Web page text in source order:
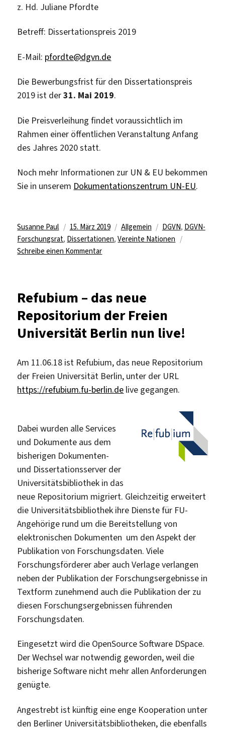
z. Hd. Juliane Pfordte
Betreff: Dissertationspreis 2019
E-Mail: pfordte@dgvn.de
Die Bewerbungsfrist für den Dissertationspreis
2019 ist der31. Mai 2019.
Die Preisverleihung findet voraussichtlich im
Rahmen einer öffentlichen Veranstaltung Anfang
des Jahres 2020 statt.
Noch mehr Informationen zur UN & EU bekommen
Sie in unserem Dokumentationszentrum UN-EU.
Autor
Susanne Paul
Veröffentlicht
am
15. März 2019 Kategorien
Allgemein Schlagwörter
DGVN, DGVN-
Forschungsrat, Dissertationen,Vereinte Nationen
Schreibe einen Kommentarzu
Dissertationspreises
2019
Refubium – das neue
Repositorium der Freien
Universität Berlin nun live!
Am 11.06.18 ist Refubium, das neue Repositorium
der Freien Universität Berlin, unter der URL
https://refubium.fu-berlin.de live gegangen.
Dabei wurden alle Services
und Dokumente aus dem
bisherigen Dokumenten-
und Dissertationsserver der
Universitätsbibliothek in das
neue Repositorium migriert. Gleichzeitig erweitert
die Universitätsbibliothek ihre Dienste für FU-
Angehörige rund um die Bereitstellung von
elektronischen Dokumenten um den Aspekt der
Publikation von Forschungsdaten. Viele
Forschungsförderer aber auch Verlage verlangen
neben der Publikation der Forschungsergebnisse in
Textform zunehmend auch die Publikation der zu
diesen Forschungsergebnissen führenden
Forschungsdaten.
Eingesetzt wird die OpenSource Software DSpace.
Der Wechsel war notwendig geworden, weil die
bisherige Software nicht mehr allen Anforderungen
genügte.
Angestrebt ist künftig eine enge Kooperation unter
den Berliner Universitätsbibliotheken, die ebenfalls